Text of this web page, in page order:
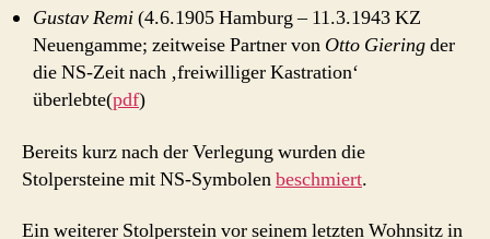
Gustav Remi(4.6.1905 Hamburg – 11.3.1943 KZ
Neuengamme; zeitweise Partner von Otto Gieringder
die NS-Zeit nach ‚freiwilliger Kastration‘
überlebte(pdf)
Bereits kurz nach der Verlegung wurden die
Stolpersteine mit NS-Symbolenbeschmiert.
Ein weiterer Stolperstein vor seinem letzten Wohnsitz in